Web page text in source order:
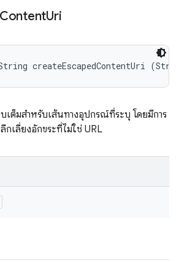
Uri
createEscapedContentUri
เต็มสำหรับเส้นทางอุปกรณ์ที่ระบุ โดยมีการ
เลี่ยงอักขระที่ไม่ใช่ URL